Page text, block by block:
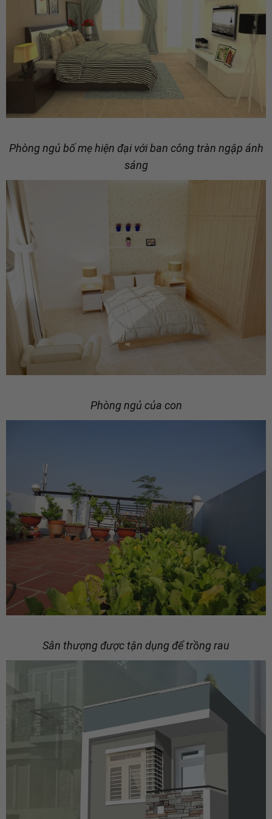
Phòng ngủ bố mẹ hiện đại với ban công tràn ngập ánh
sáng
Phòng ngủ của con
Sân thượng được tận dụng để trồng rau